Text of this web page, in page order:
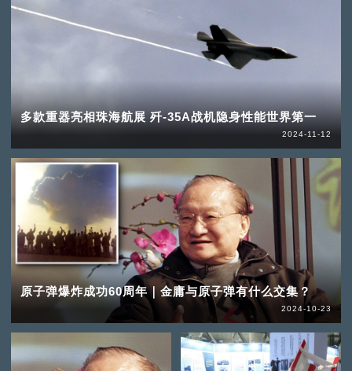
多款重器亮相珠海航展 歼-35A战机隐身性能世界第一
2024-11-12
原子弹爆炸成功60周年｜金庸与原子弹有什么交集？
2024-10-23